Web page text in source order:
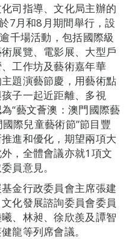
司指導、文化局主辦的
7月和8月期間舉行，設
千場活動，包括國際級
展覽、電影展、大型戶
工作坊及藝術嘉年華
題演藝節慶，用藝術點
子一起近距離、多視
“藝文薈澳：澳門國際藝
際兒童藝術節”節目豐
進和優化，期望兩項大
，全體會議亦就1項文
員意見。
金行政委員會主席張建
化發展諮詢委員會委員
、林昶、徐欣羨及譚智
龍等列席會議。